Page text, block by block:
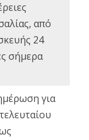
από
24
σήμερα
για